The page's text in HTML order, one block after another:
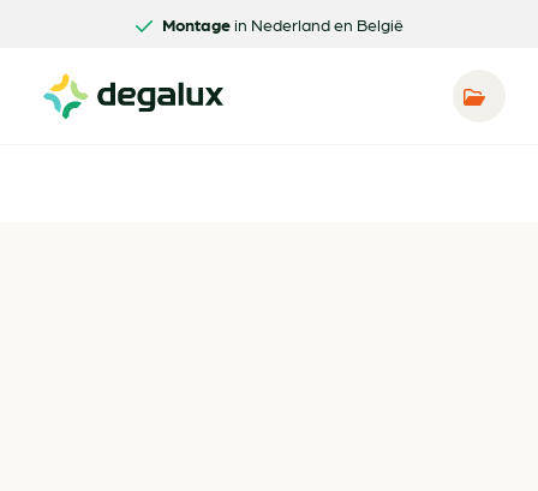
Montagein Nederland en België